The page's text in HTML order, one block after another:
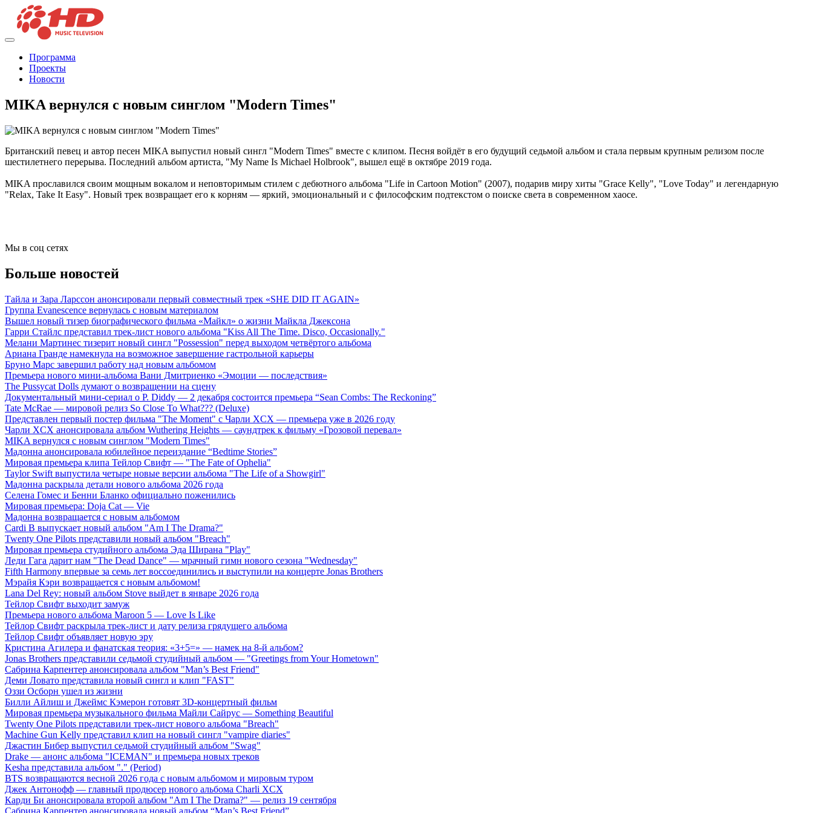
Программа
Проекты
Новости
MIKA вернулся с новым синглом "Modern Times"
Британский певец и автор песен MIKA выпустил новый сингл "Modern Times" вместе с клипом. Песня войдёт в его будущий седьмой альбом и стала первым крупным релизом после
шестилетнего перерыва. Последний альбом артиста, "My Name Is Michael Holbrook", вышел ещё в октябре 2019 года.
MIKA прославился своим мощным вокалом и неповторимым стилем с дебютного альбома "Life in Cartoon Motion" (2007), подарив миру хиты "Grace Kelly", "Love Today" и легендарную
"Relax, Take It Easy". Новый трек возвращает его к корням — яркий, эмоциональный и с философским подтекстом о поиске света в современном хаосе.
Мы в соц сетях
Больше новостей
Тайла и Зара Ларссон анонсировали первый совместный трек «SHE DID IT AGAIN»
Группа Evanescence вернулась с новым материалом
Вышел новый тизер биографического фильма «Майкл» о жизни Майкла Джексона
Гарри Стайлс представил трек-лист нового альбома "Kiss All The Time. Disco, Occasionally."
Мелани Мартинес тизерит новый сингл "Possession" перед выходом четвёртого альбома
Ариана Гранде намекнула на возможное завершение гастрольной карьеры
Бруно Марс завершил работу над новым альбомом
Премьера нового мини-альбома Вани Дмитриенко «Эмоции — последствия»
The Pussycat Dolls думают о возвращении на сцену
Документальный мини-сериал о P. Diddy — 2 декабря состоится премьера “Sean Combs: The Reckoning”
Tate McRae — мировой релиз So Close To What??? (Deluxe)
Представлен первый постер фильма "The Moment" с Чарли XCX — премьера уже в 2026 году
Чарли XCX анонсировала альбом Wuthering Heights — саундтрек к фильму «Грозовой перевал»
MIKA вернулся с новым синглом "Modern Times"
Мадонна анонсировала юбилейное переиздание “Bedtime Stories”
Мировая премьера клипа Тейлор Свифт — "The Fate of Ophelia"
Taylor Swift выпустила четыре новые версии альбома "The Life of a Showgirl"
Мадонна раскрыла детали нового альбома 2026 года
Селена Гомес и Бенни Бланко официально поженились
Мировая премьера: Doja Cat — Vie
Мадонна возвращается с новым альбомом
Cardi B выпускает новый альбом "Am I The Drama?"
Twenty One Pilots представили новый альбом "Breach"
Мировая премьера студийного альбома Эда Ширана "Play"
Леди Гага дарит нам "The Dead Dance" — мрачный гимн нового сезона "Wednesday"
Fifth Harmony впервые за семь лет воссоединились и выступили на концерте Jonas Brothers
Мэрайя Кэри возвращается с новым альбомом!
Lana Del Rey: новый альбом Stove выйдет в январе 2026 года
Тейлор Свифт выходит замуж
Премьера нового альбома Maroon 5 — Love Is Like
Тейлор Свифт раскрыла трек-лист и дату релиза грядущего альбома
Тейлор Свифт объявляет новую эру
Кристина Агилера и фанатская теория: «3+5=» — намек на 8-й альбом?
Jonas Brothers представили седьмой студийный альбом — "Greetings from Your Hometown"
Сабрина Карпентер анонсировала альбом "Man’s Best Friend"
Деми Ловато представила новый сингл и клип "FAST"
Оззи Осборн ушел из жизни
Билли Айлиш и Джеймс Кэмерон готовят 3D-концертный фильм
Мировая премьера музыкального фильма Майли Сайрус — Something Beautiful
Twenty One Pilots представили трек-лист нового альбома "Breach"
Machine Gun Kelly представил клип на новый сингл "vampire diaries"
Джастин Бибер выпустил седьмой студийный альбом "Swag"
Drake — анонс альбома "ICEMAN" и премьера новых треков
Kesha представила альбом "." (Period)
BTS возвращаются весной 2026 года с новым альбомом и мировым туром
Джек Антонофф — главный продюсер нового альбома Charli XCX
Карди Би анонсировала второй альбом "Am I The Drama?" — релиз 19 сентября
Сабрина Карпентер анонсировала новый альбом “Man’s Best Friend”